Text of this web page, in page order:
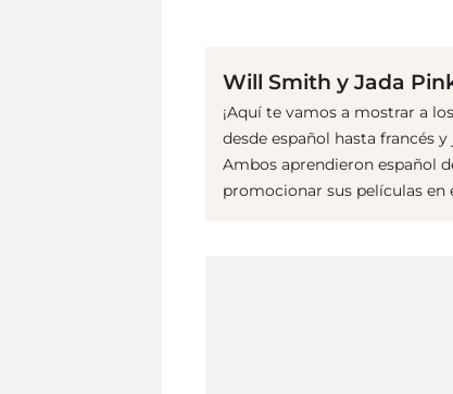
Will Smith y Jada
¡Aquí te vamos a mostrar a
desde español hasta francés
Ambos aprendieron español
promocionar sus películas en